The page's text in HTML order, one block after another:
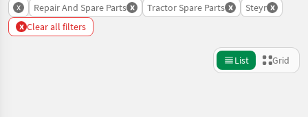
x Repair And Spare Parts x Tractor Spare Parts x Steyr x
x Clear all filters
List Grid